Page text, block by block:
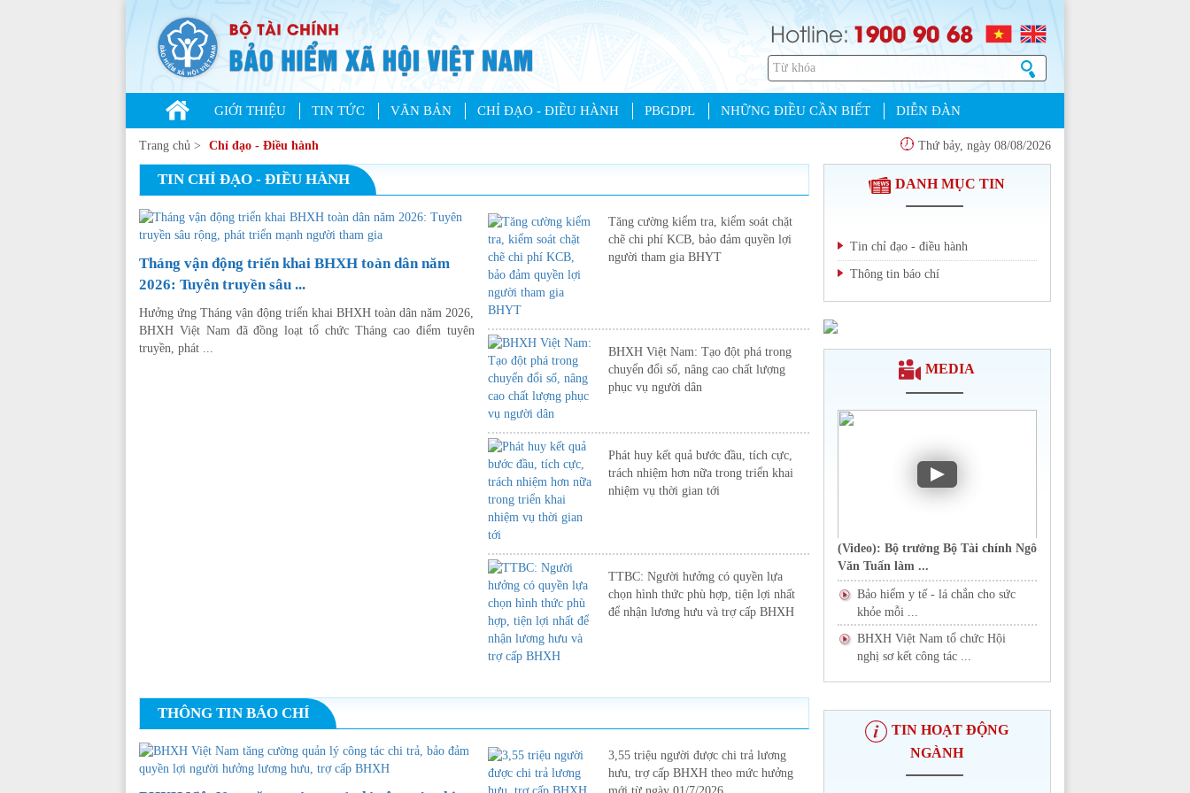
Hotline:1900 90 68
GIỚI THIỆU TIN TỨC VĂN BẢN CHỈ ĐẠO - ĐIỀU HÀNH PBGDPL NHỮNG ĐIỀU CẦN BIẾT DIỄN ĐÀN
Trang chủ > Chỉ đạo - Điều hành Thứ bảy, ngày 08/08/2026
TIN CHỈ ĐẠO - ĐIỀU HÀNH
Tháng vận động triển khai BHXH toàn dân năm
2026: Tuyên truyền sâu ...
Hưởng ứng Tháng vận động triển khai BHXH toàn dân năm 2026,
BHXH Việt Nam đã đồng loạt tổ chức Tháng cao điểm tuyên
truyền, phát ...
Tăng cường kiểm tra, kiểm soát chặt
chẽ chi phí KCB, bảo đảm quyền lợi
người tham gia BHYT
BHXH Việt Nam: Tạo đột phá trong
chuyển đổi số, nâng cao chất lượng
phục vụ người dân
Phát huy kết quả bước đầu, tích cực,
trách nhiệm hơn nữa trong triển khai
nhiệm vụ thời gian tới
TTBC: Người hưởng có quyền lựa
chọn hình thức phù hợp, tiện lợi nhất
để nhận lương hưu và trợ cấp BHXH
THÔNG TIN BÁO CHÍ
3,55 triệu người được chi trả lương
hưu, trợ cấp BHXH theo mức hưởng
DANH MỤC TIN
Tin chỉ đạo - điều hành
Thông tin báo chí
MEDIA
(Video): Bộ trưởng Bộ Tài chính Ngô
Văn Tuấn làm ...
Bảo hiểm y tế - lá chắn cho sức
khỏe mỗi ...
BHXH Việt Nam tổ chức Hội
nghị sơ kết công tác ...
TIN HOẠT ĐỘNG
NGÀNH